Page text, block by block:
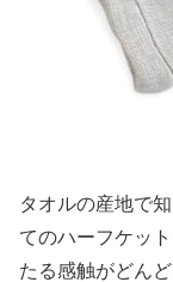
タオルの産地で
てのハーフケッ
たる感触がどん